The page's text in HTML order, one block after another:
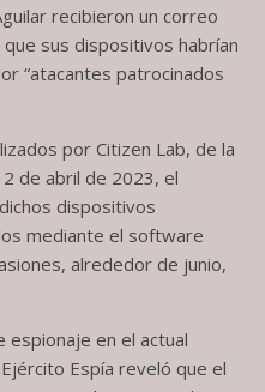
recibieron un correo
sus dispositivos habrían
“atacantes patrocinados
por Citizen Lab, de la
de abril de 2023, el
dispositivos
mediante el software
alrededor de junio,
espionaje en el actual
Espía reveló que el